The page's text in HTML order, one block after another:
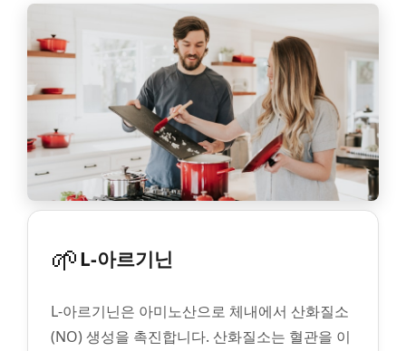
🌱L-아르기닌
L-아르기닌은 아미노산으로 체내에서 산화질소
(NO) 생성을 촉진합니다. 산화질소는 혈관을 이